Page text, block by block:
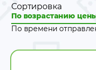
Сортировка
По возрастанию
По времени